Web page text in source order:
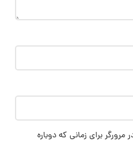
برای زمانی که دوباره